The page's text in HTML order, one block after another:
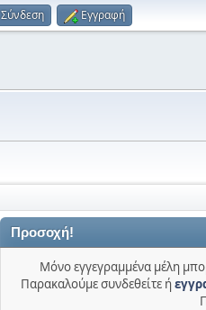
Σύνδεση Εγγραφή
Προσοχή!
Μόνο εγγεγραμμένα μέλη
Παρακαλούμε συνδεθείτε ή